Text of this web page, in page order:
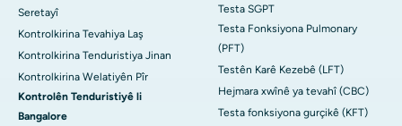
Seretayî
Kontrolkirina Tevahiya Laş
Kontrolkirina Tenduristiya Jinan
Kontrolkirina Welatiyên Pîr
Kontrolên Tenduristiyê li
Bangalore
Testa SGPT
Testa Fonksiyona Pulmonary
(PFT)
Testên Karê Kezebê (LFT)
Hejmara xwînê ya tevahî (CBC)
Testa fonksiyona gurçikê (KFT)